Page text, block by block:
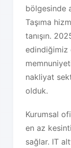
bölgesinde
Taşıma
tanışın.
edindiğimiz
nakliyat
olduk.
Kurumsal
en az
sağlar. IT